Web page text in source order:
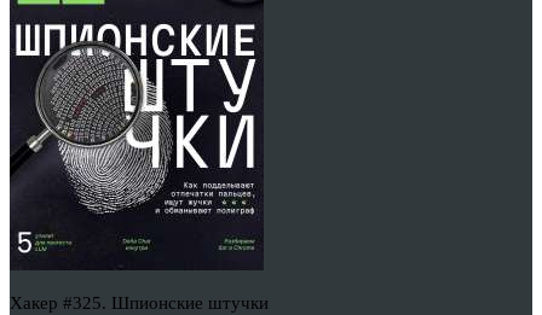
Хакер #325. Шпионские штучки